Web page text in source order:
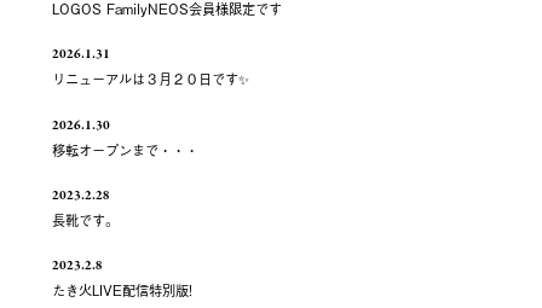
LOGOS FamilyNEOS会員様限定です
2026.1.31
リニューアルは３月２０日です✨
2026.1.30
移転オープンまで・・・
2023.2.28
長靴です。
2023.2.8
たき火LIVE配信特別版!